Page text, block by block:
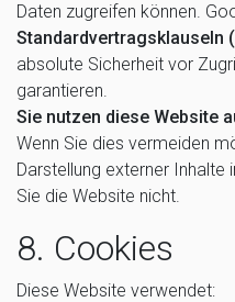
Daten zugreifen können.
Standardvertragsklauseln
absolute Sicherheit vor
garantieren.
Sie nutzen diese Website
Wenn Sie dies vermeiden
Darstellung externer Inhalte
Sie die Website nicht.
8. Cookies
Diese Website verwendet: